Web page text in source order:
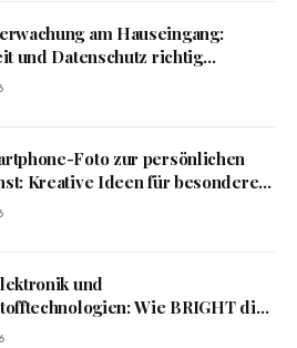
am Hauseingang:
und Datenschutz richtig
Foto zur persönlichen
Kreative Ideen für besondere
und
Wie BRIGHT die
morgen gestaltet?